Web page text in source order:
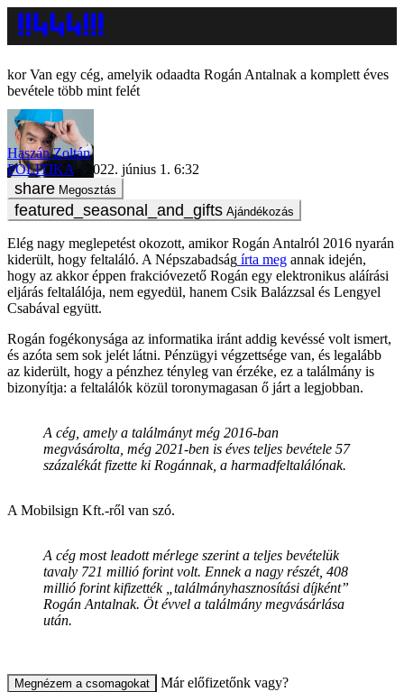
Van egy cég, amelyik odaadta Rogán Antalnak a komplett éves
bevétele több mint felét
Haszán Zoltán
POLITIKA
2022. június 1. 6:32
Megosztás
Ajándékozás
Elég nagy meglepetést okozott, amikor Rogán Antalról 2016 nyarán
kiderült, hogy feltaláló. A Népszabadság írta meg annak idején,
hogy az akkor éppen frakcióvezető Rogán egy elektronikus aláírási
eljárás feltalálója, nem egyedül, hanem Csik Balázzsal és Lengyel
Csabával együtt.
Rogán fogékonysága az informatika iránt addig kevéssé volt ismert,
és azóta sem sok jelét látni. Pénzügyi végzettsége van, és legalább
az kiderült, hogy a pénzhez tényleg van érzéke, ez a találmány is
bizonyítja: a feltalálók közül toronymagasan ő járt a legjobban.
A cég, amely a találmányt még 2016-ban
megvásárolta, még 2021-ben is éves teljes bevétele 57
százalékát fizette ki Rogánnak, a harmadfeltalálónak.
A Mobilsign Kft.-ről van szó.
A cég most leadott mérlege szerint a teljes bevételük
tavaly 721 millió forint volt. Ennek a nagy részét, 408
millió forint kifizették „találmányhasznosítási díjként”
Rogán Antalnak. Öt évvel a találmány megvásárlása
után.
Megnézem a csomagokat
Már előfizetőnk vagy?